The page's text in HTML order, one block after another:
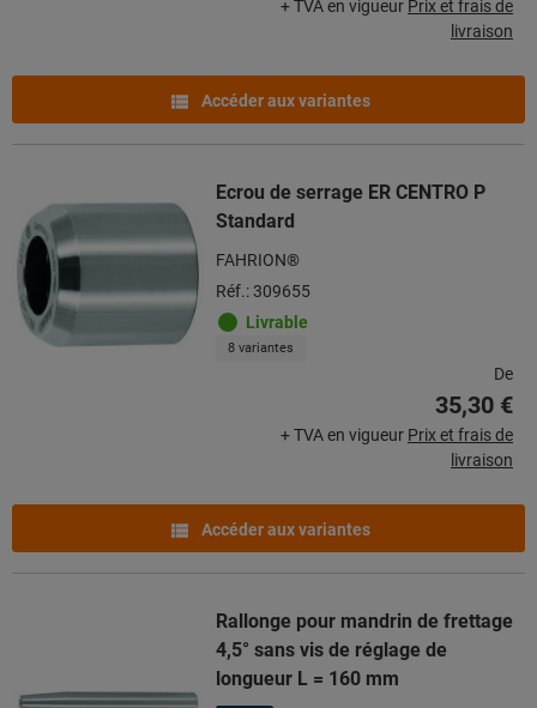
+ TVA en vigueur Prix et frais de
livraison
Accéder aux variantes
Ecrou de serrage ER CENTRO P
Standard
FAHRION®
Réf.: 309655
Livrable
8 variantes
De
35,30 €
+ TVA en vigueur Prix et frais de
livraison
Accéder aux variantes
Rallonge pour mandrin de frettage
4,5° sans vis de réglage de
longueur L = 160 mm